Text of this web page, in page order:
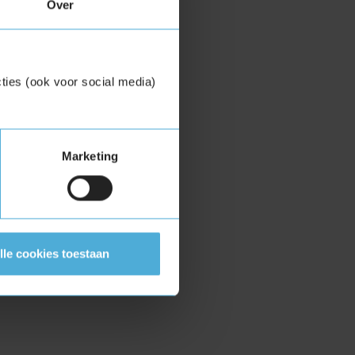
Over
(ook voor social media)
Marketing
cookies toestaan